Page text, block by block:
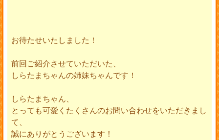
お待たせいたしました！
前回ご紹介させていただいた、
しらたまちゃんの姉妹ちゃんです！
しらたまちゃん、
とっても可愛くたくさんのお問い合わせをいただきまし
て、
誠にありがとうございます！